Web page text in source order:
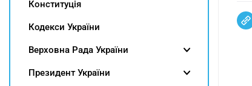
Конституція
Кодекси України
Верховна Рада України
Президент України